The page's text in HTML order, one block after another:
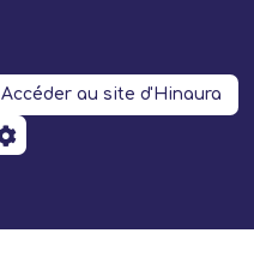
Accéder au site d'Hinaura